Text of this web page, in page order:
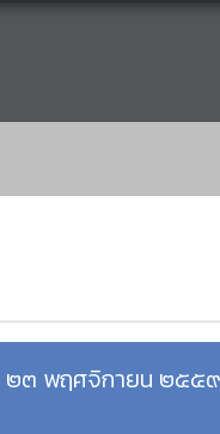
– ๒๓ พฤศจิกายน ๒๕